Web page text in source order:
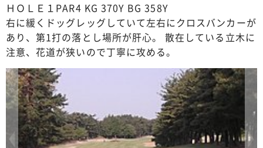
ＨＯＬＥ１PAR4 KG 370Y BG 358Y
右に緩くドッグレッグしていて左右にクロスバンカーが
あり、第1打の落とし場所が肝心。 散在している立木に
注意、花道が狭いので丁寧に攻める。